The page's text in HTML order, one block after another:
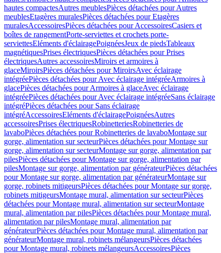
hautes compactesAutres meublesPièces détachées pour Autres
meublesEtagères muralesPièces détachées pour Etagères
muralesAccessoiresPièces détachées pour AccessoiresCasiers et
boîtes de rangementPorte-serviettes et crochets porte-
serviettesEléments d'éclairagePoignéesJeux de piedsTableaux
magnétiquesPrises électriquesPièces détachées pour Prises
électriquesAutres accessoiresMiroirs et armoires à
glaceMiroirsPièces détachées pour MiroirsAvec éclairage
intégréePièces détachées pour Avec éclairage intégréeArmoires à
glacePièces détachées pour Armoires à glaceAvec éclairage
intégréePièces détachées pour Avec éclairage intégréeSans éclairage
intégréPièces détachées pour Sans éclairage
intégréAccessoiresEléments d'éclairagePoignéesAutres
accessoiresPrises électriquesRobinetteriesRobinetteries de
lavaboPièces détachées pour Robinetteries de lavaboMontage sur
gorge, alimentation sur secteurPièces détachées pour Montage sur
gorge, alimentation sur secteurMontage sur gorge, alimentation par
pilesPièces détachées pour Montage sur gorge, alimentation par
pilesMontage sur gorge, alimentation par générateurPièces détachées
pour Montage sur gorge, alimentation par générateurMontage sur
gorge, robinets mitigeursPièces détachées pour Montage sur gorge,
robinets mitigeursMontage mural, alimentation sur secteurPièces
détachées pour Montage mural, alimentation sur secteurMontage
mural, alimentation par pilesPièces détachées pour Montage mural,
alimentation par pilesMontage mural, alimentation par
générateurPièces détachées pour Montage mural, alimentation par
générateurMontage mural, robinets mélangeursPièces détachées
pour Montage mural, robinets mélangeursAccessoiresPièces